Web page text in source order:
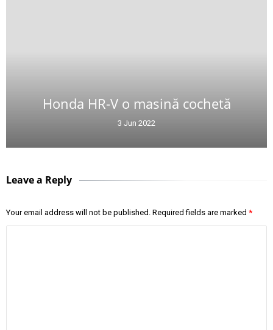
Honda HR-V o masină cochetă
3 Jun 2022
Leave a Reply
Your email address will not be published. Required fields are marked *